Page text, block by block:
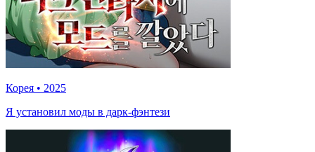
Корея • 2025
Я установил моды в дарк-фэнтези